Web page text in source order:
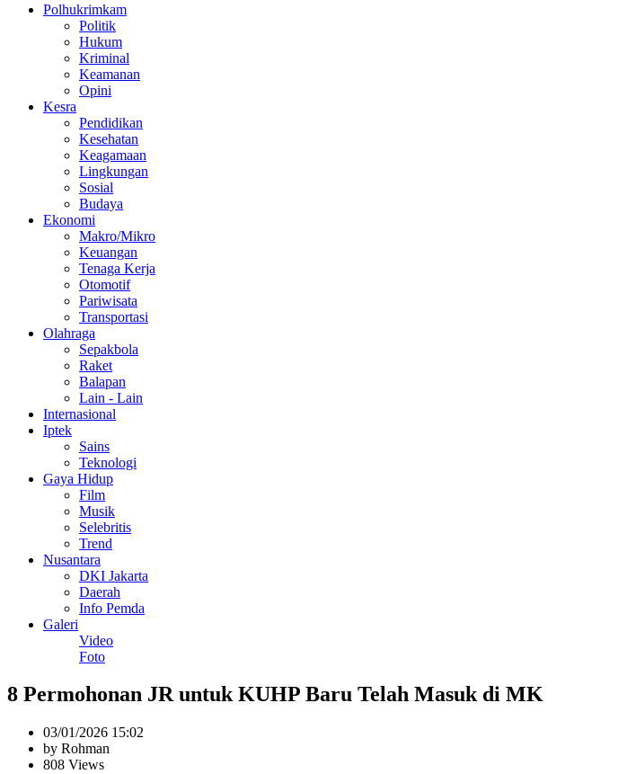
Polhukrimkam
Politik
Hukum
Kriminal
Keamanan
Opini
Kesra
Pendidikan
Kesehatan
Keagamaan
Lingkungan
Sosial
Budaya
Ekonomi
Makro/Mikro
Keuangan
Tenaga Kerja
Otomotif
Pariwisata
Transportasi
Olahraga
Sepakbola
Raket
Balapan
Lain - Lain
Internasional
Iptek
Sains
Teknologi
Gaya Hidup
Film
Musik
Selebritis
Trend
Nusantara
DKI Jakarta
Daerah
Info Pemda
Galeri
Video
Foto
8 Permohonan JR untuk KUHP Baru Telah Masuk di MK
03/01/2026 15:02
by Rohman
808 Views